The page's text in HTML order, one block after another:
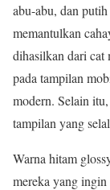
abu-abu, dan
memantulkan
dihasilkan dari cat
pada tampilan
modern. Selain
tampilan yang
Warna hitam
mereka yang